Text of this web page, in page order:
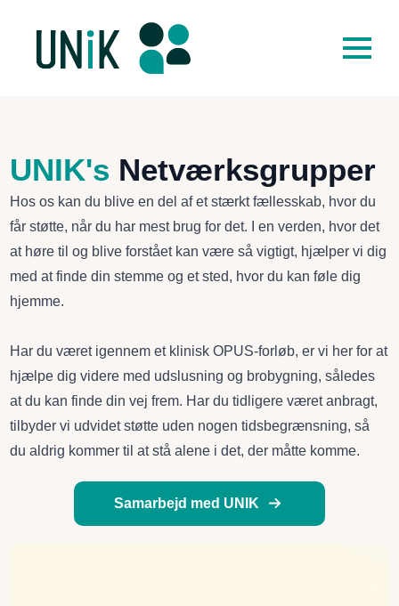
UNIK's Netværksgrupper
Hos os kan du blive en del af et stærkt fællesskab, hvor du
får støtte, når du har mest brug for det. I en verden, hvor det
at høre til og blive forstået kan være så vigtigt, hjælper vi dig
med at finde din stemme og et sted, hvor du kan føle dig
hjemme.
Har du været igennem et klinisk OPUS-forløb, er vi her for at
hjælpe dig videre med udslusning og brobygning, således
at du kan finde din vej frem. Har du tidligere været anbragt,
tilbyder vi udvidet støtte uden nogen tidsbegrænsning, så
du aldrig kommer til at stå alene i det, der måtte komme.
Samarbejd med UNIK